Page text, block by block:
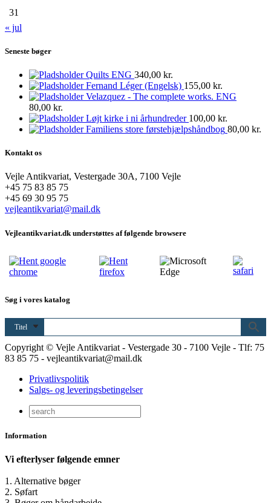
31
« jul
Seneste bøger
Quilts ENG 340,00 kr.
Fernand Léger (Engelsk) 155,00 kr.
Velazquez - The complete works. ENG
80,00 kr.
Løjt kirke i ni århundreder 100,00 kr.
Familiens store førstehjælpshåndbog 80,00 kr.
Kontakt os
Vejle Antikvariat, Vestergade 30A, 7100 Vejle
+45 75 83 85 75
+45 69 30 95 75
vejleantikvariat@mail.dk
Vejleantikvariat.dk understøttes af følgende browsere
Søg i vores katalog
Titel
Copyright © Vejle Antikvariat - Vestergade 30 - 7100 Vejle - Tlf: 75
83 85 75 - vejleantikvariat@mail.dk
Privatlivspolitik
Salgs- og leveringsbetingelser
Information
Vi efterlyser følgende emner
1. Alternative bøger
2. Søfart